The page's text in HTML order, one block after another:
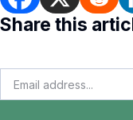
Share this